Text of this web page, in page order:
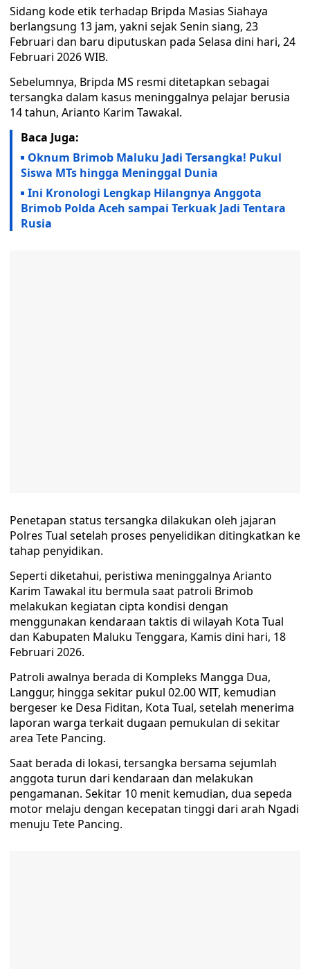
Sidang kode etik terhadap Bripda Masias Siahaya
berlangsung 13 jam, yakni sejak Senin siang, 23
Februari dan baru diputuskan pada Selasa dini hari, 24
Februari 2026 WIB.
Sebelumnya, Bripda MS resmi ditetapkan sebagai
tersangka dalam kasus meninggalnya pelajar berusia
14 tahun, Arianto Karim Tawakal.
Baca Juga:
Oknum Brimob Maluku Jadi Tersangka! Pukul
Siswa MTs hingga Meninggal Dunia
Ini Kronologi Lengkap Hilangnya Anggota
Brimob Polda Aceh sampai Terkuak Jadi Tentara
Rusia
Penetapan status tersangka dilakukan oleh jajaran
Polres Tual setelah proses penyelidikan ditingkatkan ke
tahap penyidikan.
Seperti diketahui, peristiwa meninggalnya Arianto
Karim Tawakal itu bermula saat patroli Brimob
melakukan kegiatan cipta kondisi dengan
menggunakan kendaraan taktis di wilayah Kota Tual
dan Kabupaten Maluku Tenggara, Kamis dini hari, 18
Februari 2026.
Patroli awalnya berada di Kompleks Mangga Dua,
Langgur, hingga sekitar pukul 02.00 WIT, kemudian
bergeser ke Desa Fiditan, Kota Tual, setelah menerima
laporan warga terkait dugaan pemukulan di sekitar
area Tete Pancing.
Saat berada di lokasi, tersangka bersama sejumlah
anggota turun dari kendaraan dan melakukan
pengamanan. Sekitar 10 menit kemudian, dua sepeda
motor melaju dengan kecepatan tinggi dari arah Ngadi
menuju Tete Pancing.